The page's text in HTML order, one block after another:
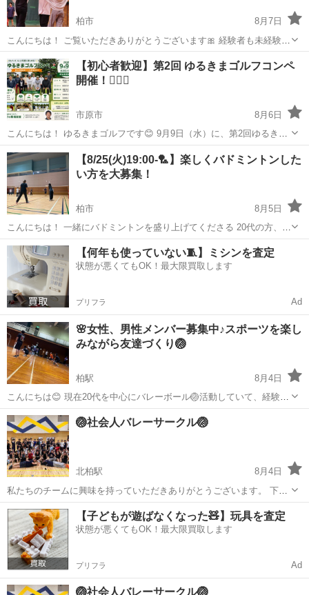
柏市
8月7日
こんにちは！ ご覧いただきありがとうございます🎀 経験者も未経験者
も、みんなで楽しく バレーボールをやっています！ 運動不足解消や、
ちょっと体を動かしたい人にぴったりです！✨ ・活動詳細 📅日程：
8/19(水) 🕖時間：...
千葉 柏市 スポーツ
【初心者歓迎】第2回 ゆるきまゴルフコンペ
開催！🏌️‍♂️⛳
市原市
8月6日
こんにちは！ ゆるきまゴルフです😊 9月9日（水）に、第2回ゆるきま
ゴルフコンペを開催します！ 「ゴルフ仲間を作りたい！」 「楽しくラ
ウンドしたい！」 「一人でも気軽に参加したい！」 そんな方を募集し
ています♪ ⸻ ...
千葉 市原市 スポーツ コンペ
【8/25(火)19:00-🏸】楽しくバドミントンした
い方を大募集！
柏市
8月5日
こんにちは！ 一緒にバドミントンを盛り上げてくださる 20代の方、男
女問わず大募集してます🌷 ============= 【こんな方におすす
め！】 ・初心者の方大歓迎です🔰 ・バドミントン経験者大募集🏸 ・
運動不足を解消...
千葉 柏市 スポーツ
【何年も使っていない🧵】ミシンを査定
状態が悪くてもOK！最大限買取します
プリフラ Ad
🌸女性、男性メンバー募集中♪スポーツを楽し
みながら友達づくり🏐
柏駅
8月4日
こんにちは😊 現在20代を中心にバレーボール🏐活動していて、経験
者・初心者どちらも参加しています♪ 女性メンバーも在籍していて、
初参加や一人参加の方も多いので安心してください😊 こんな方におす
すめ✨ 🌸スポーツを始め...
千葉 柏市 柏駅 スポーツ
🏐社会人バレーサークル🏐
北柏駅
8月4日
私たちのチームに興味を持っていただきありがとうございます。 下記
に必要事項を記載してますのでご確認下さい。 【柏市内体育館:火、
水、木 毎週変更あり】 ネットの高さ:男女混合（230㎝） 平日はゆる
ーくバレーボールを楽...
千葉 柏市 北柏駅 スポーツ バレー
【子どもが遊ばなくなった🧸】玩具を査定
状態が悪くてもOK！最大限買取します
プリフラ Ad
🏐社会人バレーサークル🏐